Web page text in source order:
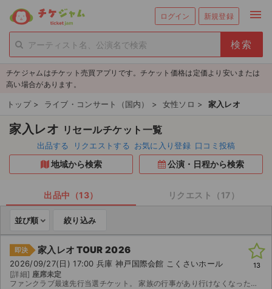
ログイン 新規登録 menu
person_add 新規会員登録
チケットを探す
新着チケット
値下げしたチケット
都道府県からチケットを探す
チケットのリクエスト一覧
取扱チケット
ライブ・コンサート（国内）
チケジャムはチケット売買アプリです。チケット価格は定価より安いまたは
高い場合があります。
トップ > ライブ・コンサート（国内） > 女性ソロ > 家入レオ
家入レオ リセールチケット一覧
出品する リクエストする お気に入り登録 口コミ投稿
地域から検索 公演・日程から検索
出品中（13） リクエスト（17）
並び順 絞り込み
即決 家入レオ TOUR 2026
2026/09/27(日) 17:00 兵庫 神戸国際会館 こくさいホール
[詳細] 座席未定
ファンクラブ最速先行当選チケット。 家族の行事があり行けなくなったためお譲りします。 チケットぴあアプリを使用して分配いたします。
13